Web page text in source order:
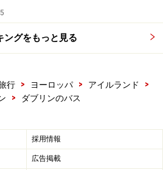
が実情……。
つくには、運転手さんに目的地を
に差しかかったあたりで知らせ
ださい」と運転手さんに聞いて
に行きたいので着いたら教えて
let me know when we reach
ングをもっと見る
行 > ヨーロッパ > アイルランド
>
> ダブリンのバス
採用情報
広告掲載